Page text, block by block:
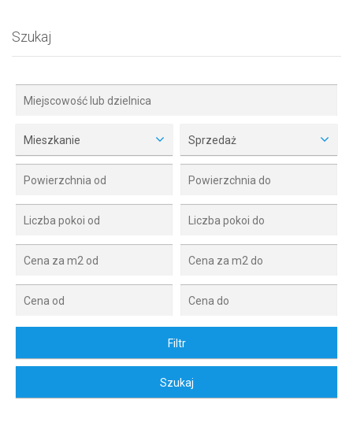
Szukaj
Mieszkanie Sprzedaż